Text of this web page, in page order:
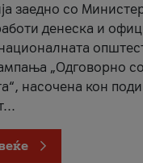
заедно со
денеска и
„Одговорно со
насочена кон